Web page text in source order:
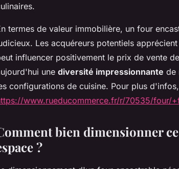
termes de valeur immobilière, un four
Les acquéreurs potentiels
influencer positivement le prix de vente
une diversité impressionnante de
configurations de cuisine. Pour plus
www.rueducommerce.fr/r/70535/four/
bien dimensionner
?